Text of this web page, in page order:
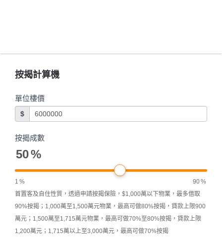
按揭計算機
單位樓價
$
按揭成數
50%
1 % 90%
首置客及自住性質，透過申請按揭保險，$1,000萬以下物業，最多借取
90%按揭；1,000萬至1,500萬元物業，最高可做80%按揭，貸款上限900
萬元；1,500萬至1,715萬元物業，最高可做70%至80%按揭，貸款上限
1,200萬元；1,715萬以上至3,000萬元，最高可做70%按揭